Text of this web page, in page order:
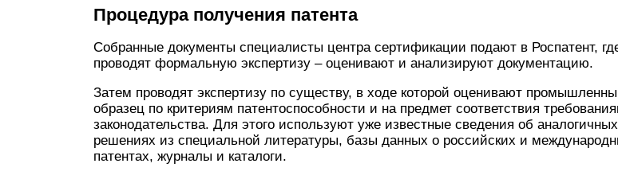
Процедура получения патента
Собранные документы специалисты центра сертификации подают в Роспатент,
проводят формальную экспертизу – оценивают и анализируют документацию.
Затем проводят экспертизу по существу, в ходе которой оценивают
образец по критериям патентоспособности и на предмет соответствия
законодательства. Для этого используют уже известные сведения об аналогичных
решениях из специальной литературы, базы данных о российских и
патентах, журналы и каталоги.